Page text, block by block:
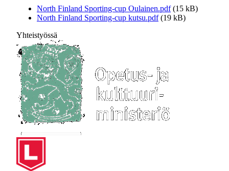
North Finland Sporting-cup Oulainen.pdf (15 kB)
North Finland Sporting-cup kutsu.pdf (19 kB)
Yhteistyössä